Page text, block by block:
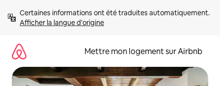
directement
Afficher la langue d'origine
Mettre mon logement sur Airbnb